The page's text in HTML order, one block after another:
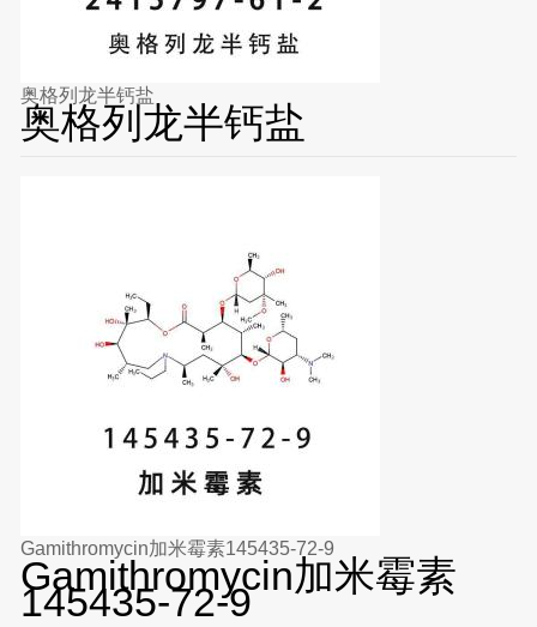
奥格列龙半钙盐
奥格列龙半钙盐
Gamithromycin加米霉素145435-72-9
Gamithromycin加米霉素
145435-72-9